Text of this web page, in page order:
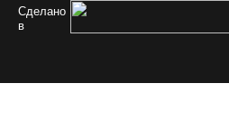
Сделано
в